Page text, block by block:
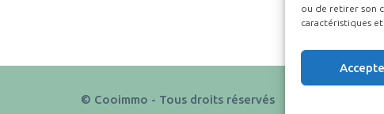
ou de retirer son
caractéristiques
© Cooimmo - Tous droits réservés